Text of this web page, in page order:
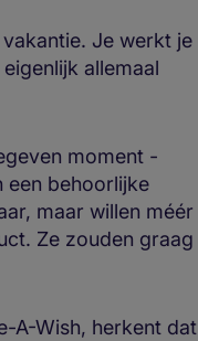
Je werkt je
allemaal
moment -
een behoorlijke
maar willen méér
Ze zouden graag
A-Wish, herkent dat